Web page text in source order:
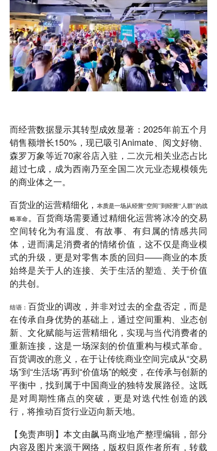
而经营数据显示其转型成效显著：2025年前五个月
销售额增长150%，现已吸引Animate、阅文好物、
森罗万象等近70家谷店入驻，二次元相关业态占比
超过七成，成为西南乃至全国二次元业态规模领先
的商业体之一。
百货业的运营精细化， 本质是一场从经营“空间”到经营“人群”的战
略革命。百货商场需要通过精细化运营将冰冷的交易
空间转化为有温度、有故事、有归属的情感共同
体，进而满足消费者的情绪价值，这不仅是商业模
式的升级，更是对零售本质的回归——商业的本质
始终是关于人的连接、关于生活的塑造、关于价值
的共创。
结语： 百货业的调改，并非对过去的全盘否定，而是
在传承自身优势的基础上，通过空间重构、业态创
新、文化赋能与运营精细化，实现与当代消费者的
重新连接，这是一场深刻的价值重构与模式革命。
百货调改的意义，在于让传统商业空间完成从“交易
场”到“生活场”再到“价值场”的蜕变，在传承与创新的
平衡中，找到属于中国商业的独特发展路径。这既
是对周期性痛点的突破，更是对迭代性创造的践
行，将推动百货行业迈向新天地。
【免责声明】本文由飙马商业地产整理编辑，部分
内容及图片来源于网络，版权归原作者所有，转载